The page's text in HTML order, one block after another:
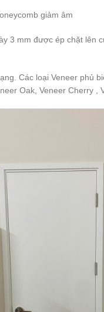
giảm âm
3 mm được ép chặt lên
Các loại Veneer phủ
Oak, Veneer Cherry ,